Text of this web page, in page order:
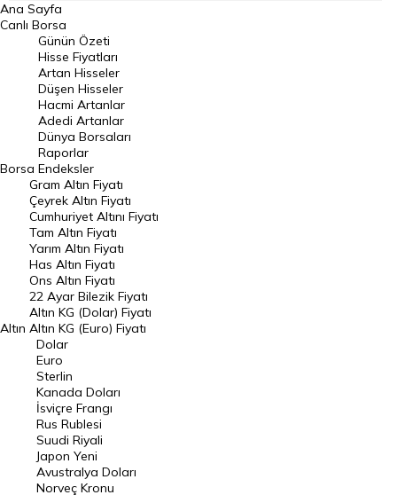
Geçmiş Kapanışlar
Raporlar
DÖVİZ
Dolar Kuru
Pound Kuru
Riyal Kuru
Danimarka Kronu Kuru
Norveç Kronu Kuru
Japon Yeni Kuru
Merkez Bankası Döviz Kurları
ALTIN
Gram Altın Fiyatı
Ana Sayfa
Canlı Borsa
Borsa
Günün Özeti
Hisse Fiyatları
Artan Hisseler
Düşen Hisseler
Hacmi Artanlar
Adedi Artanlar
Dünya Borsaları
Raporlar
Endeksler
Altın
Gram Altın Fiyatı
Çeyrek Altın Fiyatı
Cumhuriyet Altını Fiyatı
Tam Altın Fiyatı
Yarım Altın Fiyatı
Has Altın Fiyatı
Ons Altın Fiyatı
22 Ayar Bilezik Fiyatı
Altın KG (Dolar) Fiyatı
Altın KG (Euro) Fiyatı
Dolar
Euro
Sterlin
Kanada Doları
İsviçre Frangı
Rus Rublesi
Suudi Riyali
Japon Yeni
Avustralya Doları
Norveç Kronu